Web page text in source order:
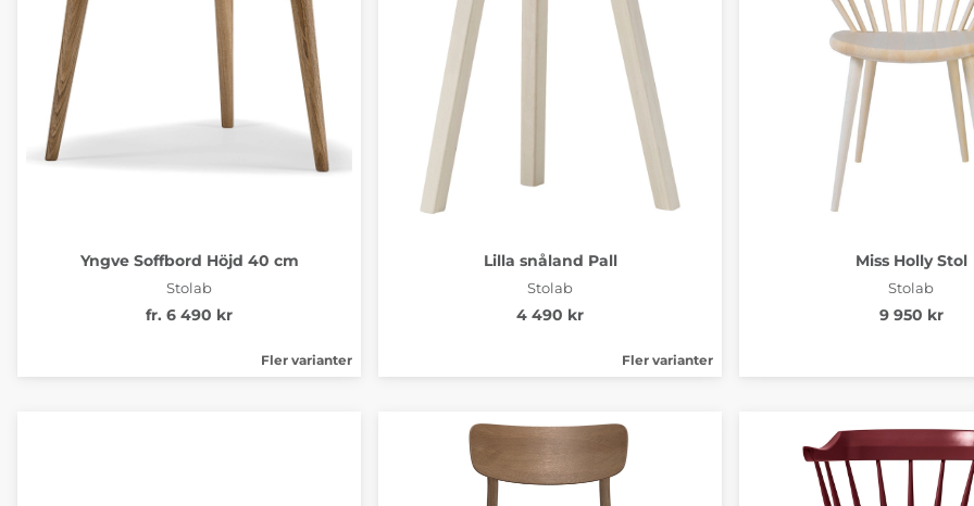
Yngve Soffbord Höjd 40 cm
Stolab
fr. 6 490 kr
Fler varianter
Lilla snåland Pall
Stolab
4 490 kr
Fler varianter
Miss Holly Stol
Stolab
9 950 kr